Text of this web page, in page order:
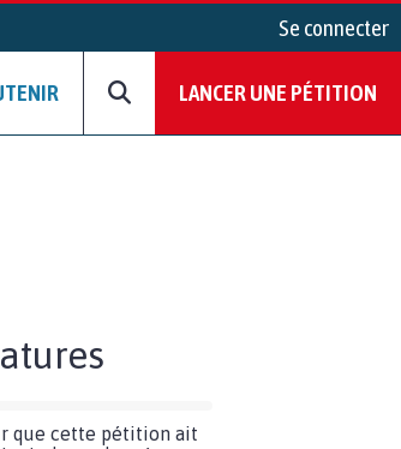
Se connecter
LANCER UNE PÉTITION
que cette pétition ait